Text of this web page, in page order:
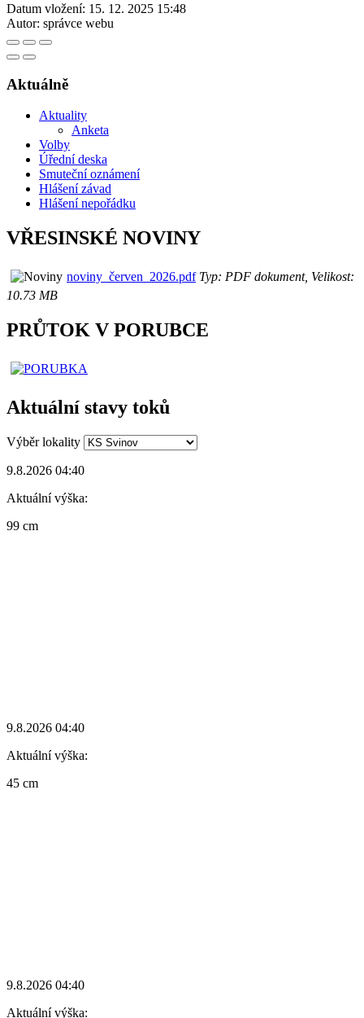
Datum vložení: 15. 12. 2025 15:48
Autor: správce webu
Aktuálně
Aktuality
Anketa
Volby
Úřední deska
Smuteční oznámení
Hlášení závad
Hlášení nepořádku
VŘESINSKÉ NOVINY
noviny_červen_2026.pdfTyp: PDF dokument, Velikost:
10.73 MB
PRŮTOK V PORUBCE
Aktuální stavy toků
Výběr lokality
9.8.2026 04:40
Aktuální výška:
99 cm
9.8.2026 04:40
Aktuální výška:
45 cm
9.8.2026 04:40
Aktuální výška: